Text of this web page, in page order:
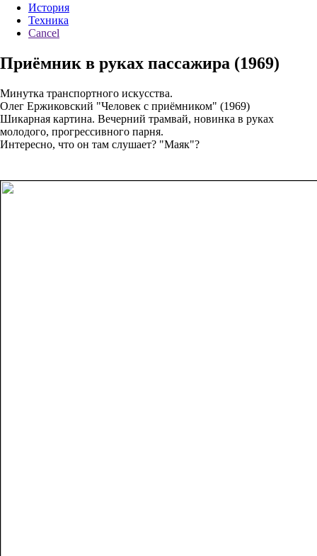
История
Техника
Cancel
Приёмник в руках пассажира (1969)
Минутка транспортного искусства.
Олег Ержиковский "Человек с приёмником" (1969)
Шикарная картина. Вечерний трамвай, новинка в руках
молодого, прогрессивного парня.
Интересно, что он там слушает? "Маяк"?